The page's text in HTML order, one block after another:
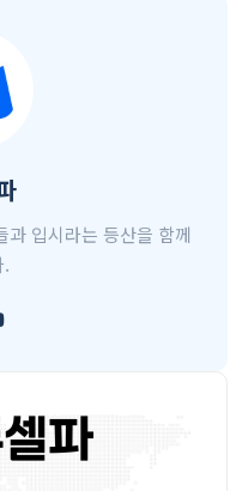
입시라는 등산을 함께
.